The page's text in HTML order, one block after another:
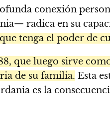
conexión
radica en su
tenga el poder de
que luego sirve
de su familia. Esta
es la